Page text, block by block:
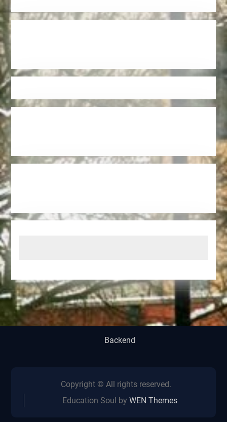
Backend
Copyright © All rights reserved.
Education Soul byWEN Themes